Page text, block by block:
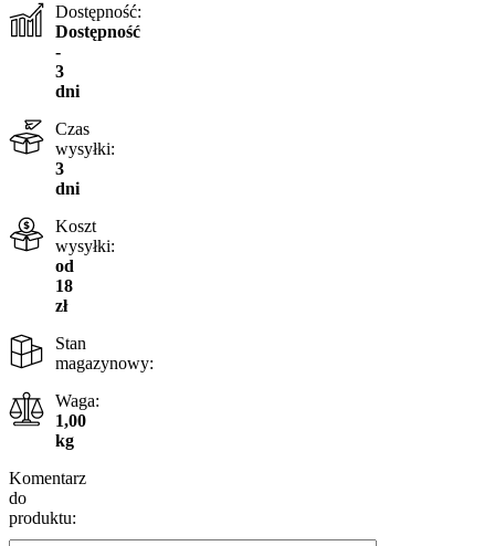
Dostępność:
Dostępność
-
3
dni
Czas
wysyłki:
3
dni
Koszt
wysyłki:
od
18
zł
Stan
magazynowy:
Waga:
1,00
kg
Komentarz
do
produktu: